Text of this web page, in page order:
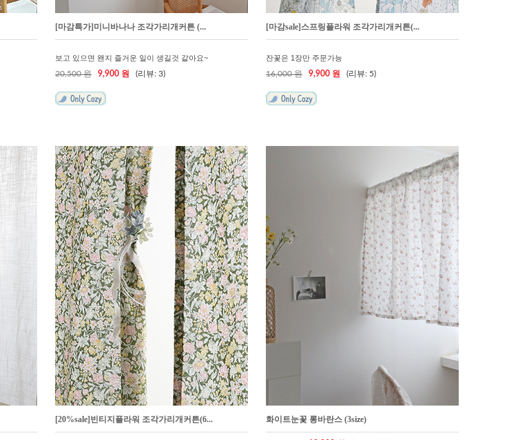
[마감특가]미니바나나 조각가리개커튼 (...
보고 있으면 왠지 즐거운 일이 생길것 같아요~
20,500 원
9,900 원 (리뷰: 3)
[마감sale]스프링플라워 조각가리개커튼(...
잔꽃은 1장만 주문가능
16,000 원
9,900 원 (리뷰: 5)
[20%sale]빈티지플라워 조각가리개커튼(6... 화이트눈꽃 롱바란스 (3size)